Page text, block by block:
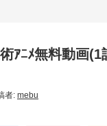
ｱﾆﾒ無料動画
者: mebu